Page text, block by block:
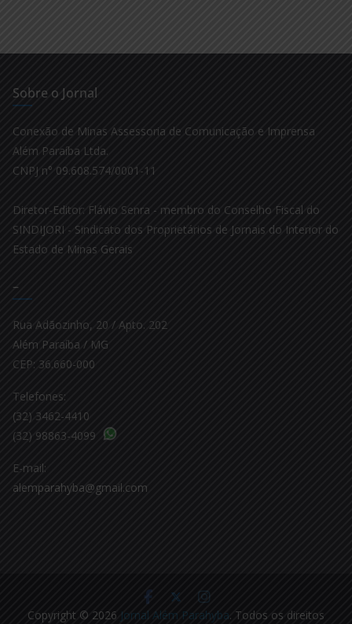
Sobre o Jornal
Conexão de Minas Assessoria de Comunicação e Imprensa
Além Paraíba Ltda.
CNPJ n° 09.608.574/0001-11
Diretor-Editor: Flávio Senra - membro do Conselho Fiscal do
SINDIJORI - Sindicato dos Proprietários de Jornais do Interior do
Estado de Minas Gerais
–
Rua Adãozinho, 20 / Apto. 202
Além Paraíba / MG
CEP: 36.660-000
Telefones:
(32) 3462-4410
(32) 98863-4099
E-mail:
alemparahyba@gmail.com
Copyright © 2026 Jornal Além Parahyba. Todos os direitos